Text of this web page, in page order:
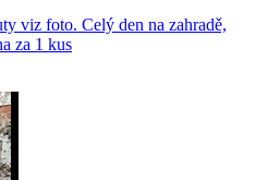
viz foto. Celý den na zahradě,
za 1 kus